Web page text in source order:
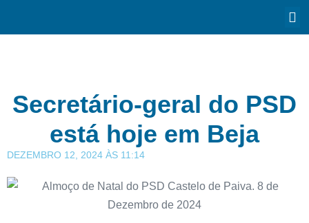
Secretário-geral do PSD
está hoje em Beja
DEZEMBRO 12, 2024 ÀS 11:14